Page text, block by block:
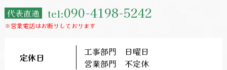
代表直通 tel:090-4198-5242
※営業電話はお断りしております
定休日
工事部門 日曜日
営業部門 不定休